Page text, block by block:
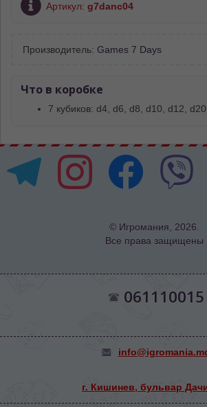
Артикул: g7danc04
Производитель: Games 7 Days
Что в коробке
7 кубиков: d4, d6, d8, d10, d12,
© Игромания, 2026.
Все права защищены
061110015
г. Кишинев, бульвар